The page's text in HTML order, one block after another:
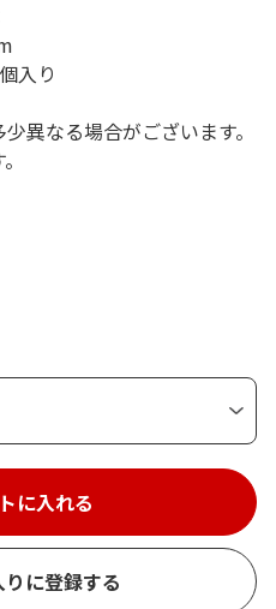
入り
異なる場合がございます。
に入れる
に登録する